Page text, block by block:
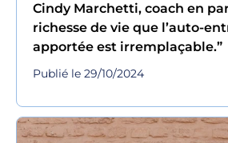
Cindy Marchetti, coach en
richesse de vie que l’auto-
apportée est irremplaçable.”
Publié le 29/10/2024